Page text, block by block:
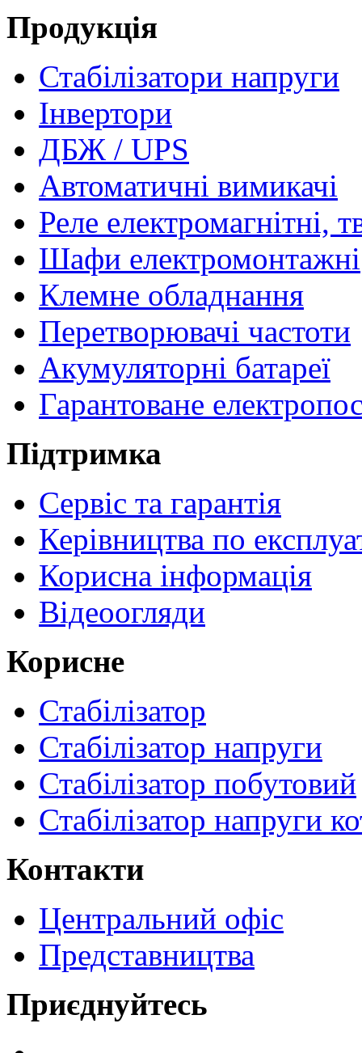
Продукція
Стабілізатори напруги
Інвертори
ДБЖ / UPS
Автоматичні вимикачі
Реле електромагнітні,
Шафи електромонтажні
Клемне обладнання
Перетворювачі частоти
Акумуляторні батареї
Гарантоване
Підтримка
Сервіс та гарантія
Керівництва по
Корисна інформація
Відеоогляди
Корисне
Стабілізатор
Стабілізатор напруги
Стабілізатор побутовий
Стабілізатор напруги
Контакти
Центральний офіс
Представництва
Приєднуйтесь